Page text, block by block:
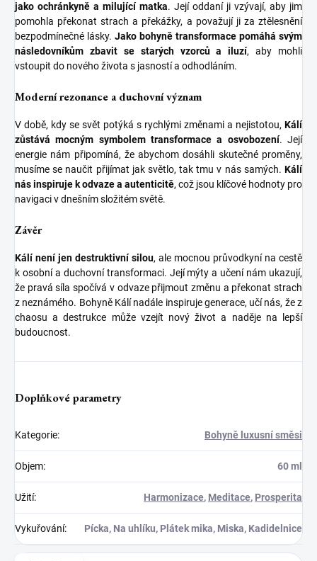
jako ochránkyně a milující matka. Její oddaní ji vzývají, aby jim
pomohla překonat strach a překážky, a považují ji za ztělesnění
bezpodmínečné lásky. Jako bohyně transformace pomáhá svým
následovníkům zbavit se starých vzorců a iluzí, aby mohli
vstoupit do nového života s jasností a odhodláním.
Moderní rezonance a duchovní význam
V době, kdy se svět potýká s rychlými změnami a nejistotou, Kálí
zůstává mocným symbolem transformace a osvobození. Její
energie nám připomíná, že abychom dosáhli skutečné proměny,
musíme se naučit přijímat jak světlo, tak tmu v nás samých. Kálí
nás inspiruje k odvaze a autenticitě, což jsou klíčové hodnoty pro
navigaci v dnešním složitém světě.
Závěr
Kálí není jen destruktivní silou, ale mocnou průvodkyní na cestě
k osobní a duchovní transformaci. Její mýty a učení nám ukazují,
že pravá síla spočívá v odvaze přijmout změnu a překonat strach
z neznámého. Bohyně Kálí nadále inspiruje generace, učí nás, že z
chaosu a destrukce může vzejít nový život a naděje na lepší
budoucnost.
Doplňkové parametry
Kategorie: Bohyně luxusní směsi
Objem: 60 ml
Užití: Harmonizace, Meditace, Prosperita
Vykuřování: Pícka, Na uhlíku, Plátek mika, Miska, Kadidelnice